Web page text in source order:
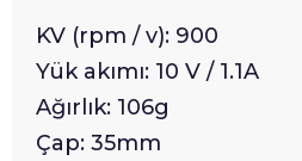
KV (rpm / v): 900
Yük akımı: 10 V / 1.1A
Ağırlık: 106g
Çap: 35mm